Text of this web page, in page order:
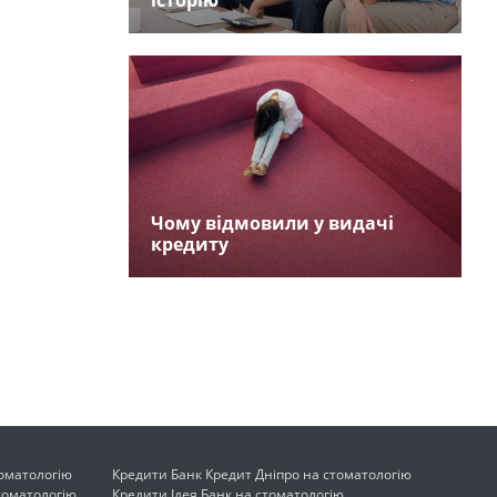
Чому відмовили у видачі
кредиту
Кредити Банк Кредит Дніпро на стоматологію